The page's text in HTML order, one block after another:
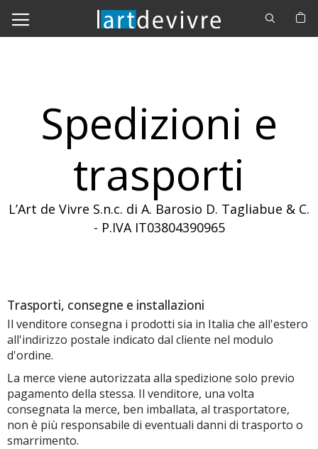
Cerca
Spedizioni e
trasporti
L’Art de Vivre S.n.c. di A. Barosio D. Tagliabue & C.
- P.IVA IT03804390965
Trasporti, consegne e installazioni
Il venditore consegna i prodotti sia in Italia che all'estero
all'indirizzo postale indicato dal cliente nel modulo
d'ordine.
La merce viene autorizzata alla spedizione solo previo
pagamento della stessa. Il venditore, una volta
consegnata la merce, ben imballata, al trasportatore,
non è più responsabile di eventuali danni di trasporto o
smarrimento.